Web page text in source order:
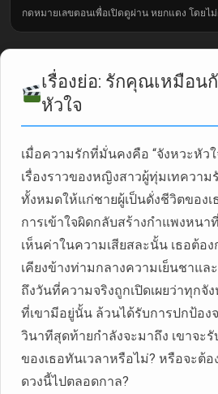
กดหมายเลขตอนเพื่อเปิดดูผ่าน หยกแดง โดยไ
เรื่องย่อ: รักคุณเหมือน
หัวใจ
เมื่อความรักที่มั่นคงคือ “จังหวะหัว
เรื่องราวของหญิงสาวผู้ทุ่มเทควา
ทั้งหมดให้แก่ชายผู้เป็นดั่งชีวิตของ
การเข้าใจผิดกลับสร้างกำแพงหนา
เห็นค่าในความเสียสละนั้น เธอต้อง
เคียงข้างท่ามกลางความเย็นชาแล
ถึงวันที่ความจริงถูกเปิดเผยว่าทุกจั
ที่เขามีอยู่นั้น ล้วนได้รับการปกป้องจ
วินาทีสุดท้ายกำลังจะมาถึง เขาจะ
ของเธอทันเวลาหรือไม่? หรือจะต้อ
ดวงนี้ไปตลอดกาล?